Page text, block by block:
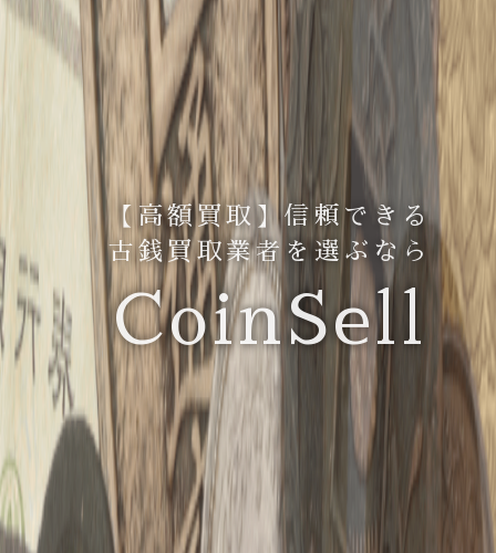
【高額買取】信頼できる
古銭買取業者を選ぶなら
CoinSell